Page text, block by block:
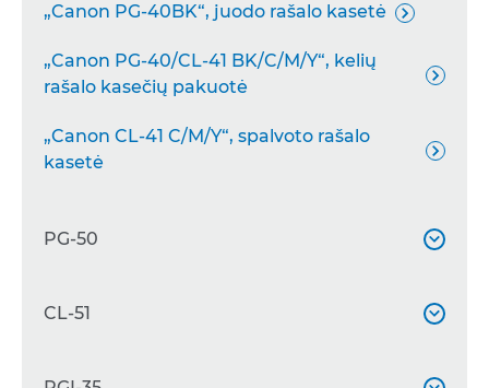
„Canon PG-40BK“, juodo rašalo kasetė 
„Canon PG-40/CL-41 BK/C/M/Y“, kelių
rašalo kasečių pakuotė

„Canon CL-41 C/M/Y“, spalvoto rašalo
kasetė

PG-50 
„Canon PG-50BK“, didelės išeigos juodo

CL-51 